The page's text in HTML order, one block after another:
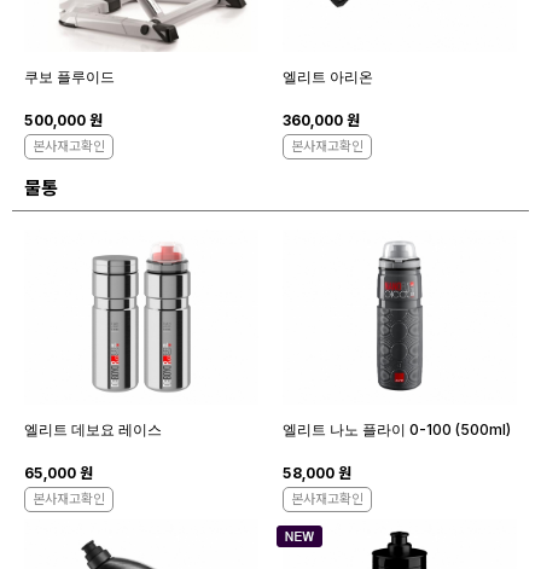
쿠보 플루이드
500,000 원
본사재고확인
엘리트 아리온
360,000 원
본사재고확인
물통
엘리트 데보요 레이스
65,000 원
본사재고확인
엘리트 나노 플라이 0-100 (500ml)
58,000 원
본사재고확인